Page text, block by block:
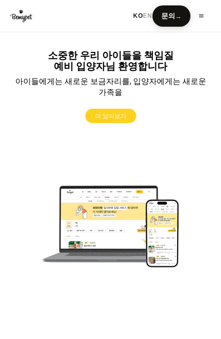
KO EN 문의 →
소중한 우리 아이들을 책임질
예비 입양자님 환영합니다
아이들에게는 새로운 보금자리를, 입양자에게는 새로운
가족을
더 알아보기